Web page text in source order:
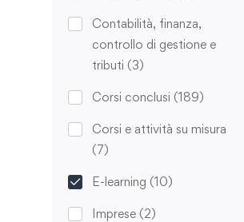
Contabilità, finanza,
controllo di gestione e
tributi (3)
Corsi conclusi (189)
Corsi e attività su misura
(7)
E-learning (10)
Imprese (2)